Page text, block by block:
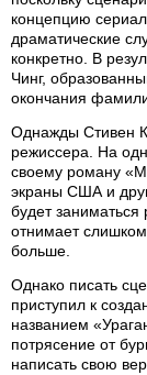
концепцию
драматические
конкретно. В
Чинг,
окончания
Однажды Стивен
режиссера. На
своему роману
экраны США и
будет заниматься
отнимает
больше.
Однако писать
приступил к
названием
потрясение от
написать свою